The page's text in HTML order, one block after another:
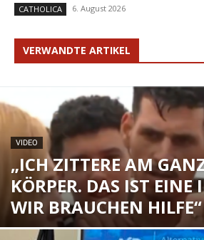
CATHOLICA 6. August 2026
VERWANDTE ARTIKEL
VIDEO
„ICH ZITTERE AM
KÖRPER. DAS IST
WIR BRAUCHEN HILFE“